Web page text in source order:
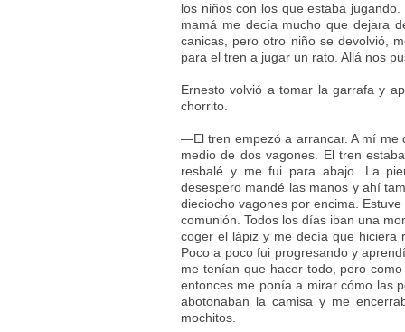
los niños con los que estaba
mamá me decía mucho que dejara
canicas, pero otro niño se devolvió,
para el tren a jugar un rato. Allá nos
Ernesto volvió a tomar la garrafa y
chorrito.
—El tren empezó a arrancar. A mí me
medio de dos vagones. El tren
resbalé y me fui para abajo. La
desespero mandé las manos y ahí
dieciocho vagones por encima.
comunión. Todos los días iban una
coger el lápiz y me decía que hiciera
Poco a poco fui progresando y
me tenían que hacer todo, pero
entonces me ponía a mirar cómo las
abotonaban la camisa y me
mochitos.